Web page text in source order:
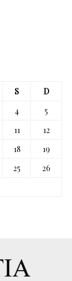
S
D
4
5
11
12
18
19
25
26